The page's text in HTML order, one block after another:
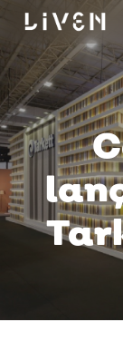
Skip
main
content